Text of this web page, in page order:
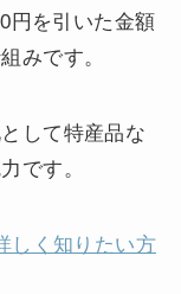
円を引いた金額
みです。
して特産品な
です。
しく知りたい方